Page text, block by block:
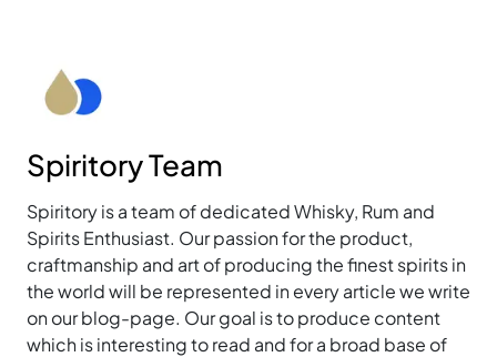
Spiritory Team
Spiritory is a team of dedicated Whisky, Rum and
Spirits Enthusiast. Our passion for the product,
craftmanship and art of producing the finest spirits in
the world will be represented in every article we write
on our blog-page. Our goal is to produce content
which is interesting to read and for a broad base of